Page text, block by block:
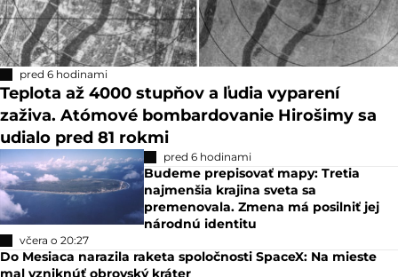
pred 6 hodinami
Teplota až 4000 stupňov a ľudia vyparení
zaživa. Atómové bombardovanie Hirošimy sa
udialo pred 81 rokmi
pred 6 hodinami
Budeme prepisovať mapy: Tretia
najmenšia krajina sveta sa
premenovala. Zmena má posilniť jej
národnú identitu
včera o 20:27
Do Mesiaca narazila raketa spoločnosti SpaceX: Na mieste
mal vzniknúť obrovský kráter